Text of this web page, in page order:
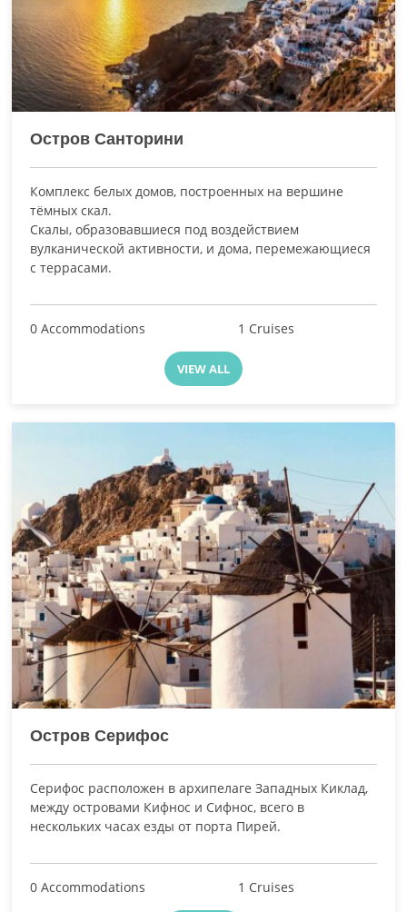
Остров Санторини
Комплекс белых домов, построенных на вершине
тёмных скал.
Скалы, образовавшиеся под воздействием
вулканической активности, и дома, перемежающиеся
с террасами.
0 Accommodations 1 Cruises
VIEW ALL
Остров Серифос
Серифос расположен в архипелаге Западных Киклад,
между островами Кифнос и Сифнос, всего в
нескольких часах езды от порта Пирей.
0 Accommodations 1 Cruises